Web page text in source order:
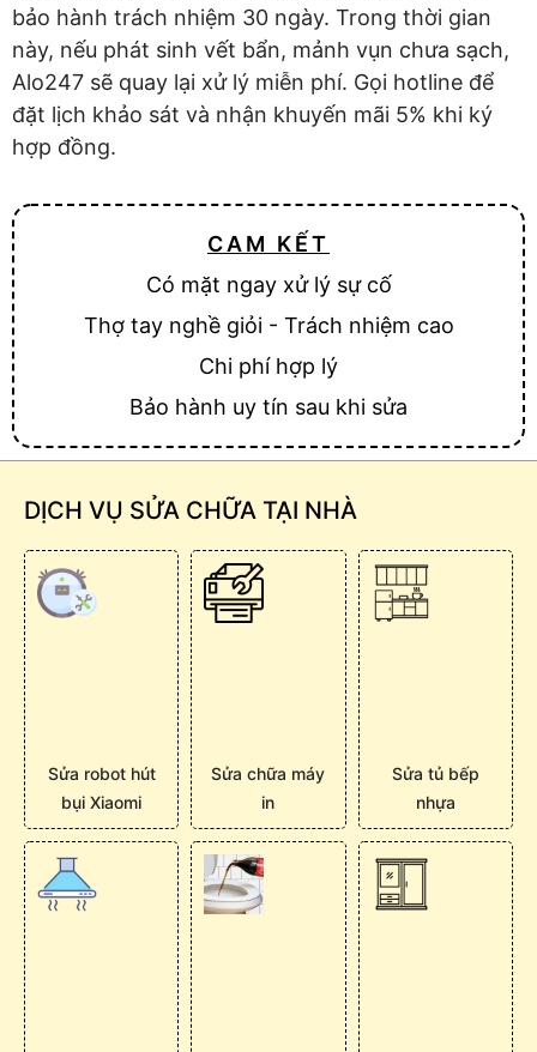
bảo hành trách nhiệm 30 ngày. Trong thời gian
này, nếu phát sinh vết bẩn, mảnh vụn chưa sạch,
Alo247 sẽ quay lại xử lý miễn phí. Gọi hotline để
đặt lịch khảo sát và nhận khuyến mãi 5% khi ký
hợp đồng.
CAM KẾT
Có mặt ngay xử lý sự cố
Thợ tay nghề giỏi - Trách nhiệm cao
Chi phí hợp lý
Bảo hành uy tín sau khi sửa
DỊCH VỤ SỬA CHỮA TẠI NHÀ
Sửa robot hút
bụi Xiaomi
Sửa chữa máy
in
Sửa tủ bếp
nhựa